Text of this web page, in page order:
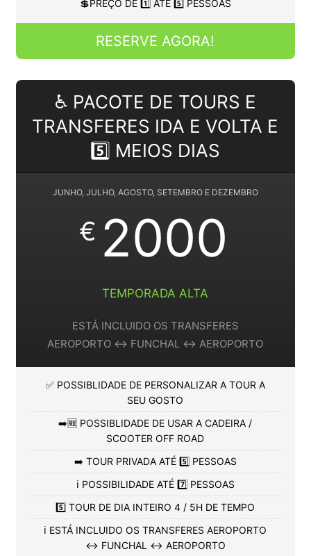
💲PREÇO DE 1️⃣ ATÉ 5️⃣ PESSOAS
RESERVE AGORA!
♿ PACOTE DE TOURS E
TRANSFERES IDA E VOLTA E
5️⃣ MEIOS DIAS
JUNHO, JULHO, AGOSTO, SETEMBRO E DEZEMBRO
€ 2000
TEMPORADA ALTA
ESTÁ INCLUIDO OS TRANSFERES
AEROPORTO ↔️ FUNCHAL ↔️ AEROPORTO
✅ POSSIBLIDADE DE PERSONALIZAR A TOUR A
SEU GOSTO
➡️🆓 POSSIBLIDADE DE USAR A CADEIRA /
SCOOTER OFF ROAD
➡️ TOUR PRIVADA ATÉ 5️⃣ PESSOAS
ℹ️ POSSIBILIDADE ATÉ 7️⃣ PESSOAS
5️⃣ TOUR DE DIA INTEIRO 4 / 5H DE TEMPO
ℹ️ ESTÁ INCLUIDO OS TRANSFERES AEROPORTO
↔️ FUNCHAL ↔️ AEROPORTO